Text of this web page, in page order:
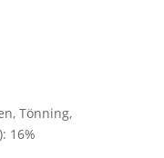
Tönning,
16%